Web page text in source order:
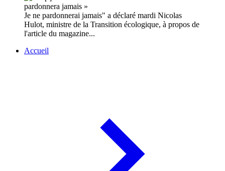
Je ne pardonnerai jamais" a déclaré mardi Nicolas
Hulot, ministre de la Transition écologique, à propos de
l'article du magazine...
Accueil